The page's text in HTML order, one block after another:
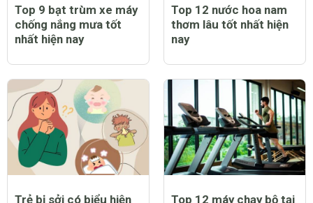
chống nắng mưa tốt
nhất hiện nay
thơm lâu tốt nhất hiện
nay